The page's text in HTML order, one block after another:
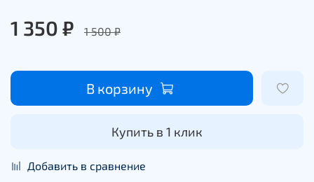
1 350 ₽ 1 500 ₽
В корзину
Купить в 1 клик
Добавить в сравнение